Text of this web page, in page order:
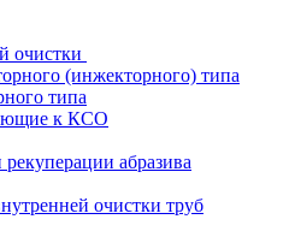
очистки
(инжекторного) типа
типа
к КСО
абразива
очистки труб